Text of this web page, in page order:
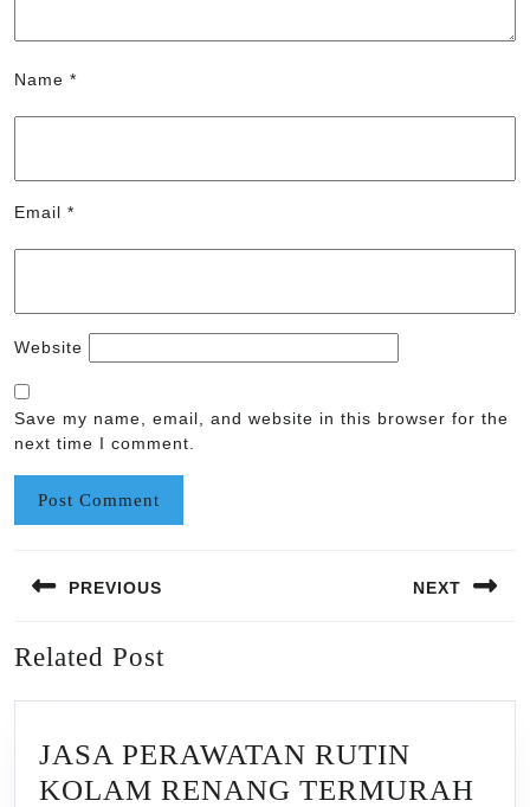
Name *
Email *
Website
Save my name, email, and website in this browser for the
next time I comment.
navigation
PREVIOUS
post:
NEXT
Related Post
JASA PERAWATAN RUTIN
KOLAM RENANG TERMURAH